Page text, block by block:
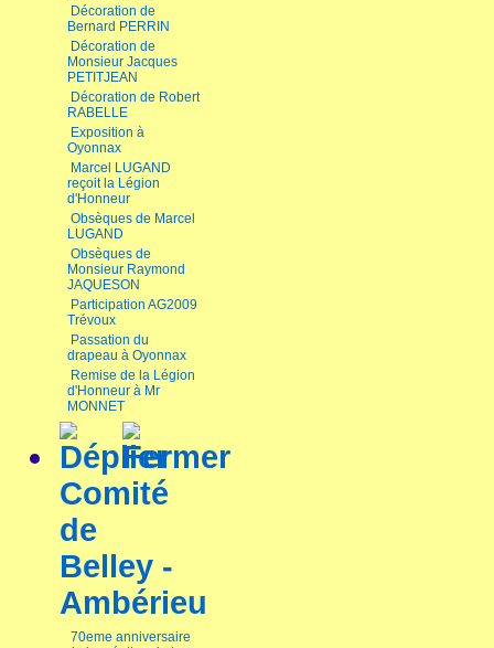
Décoration de
Bernard PERRIN
Décoration de
Monsieur Jacques
PETITJEAN
Décoration de Robert
RABELLE
Exposition à
Oyonnax
Marcel LUGAND
reçoit la Légion
d'Honneur
Obsèques de Marcel
LUGAND
Obsèques de
Monsieur Raymond
JAQUESON
Participation AG2009
Trévoux
Passation du
drapeau à Oyonnax
Remise de la Légion
d'Honneur à Mr
MONNET
Comité
de
Belley -
Ambérieu
70eme anniversaire